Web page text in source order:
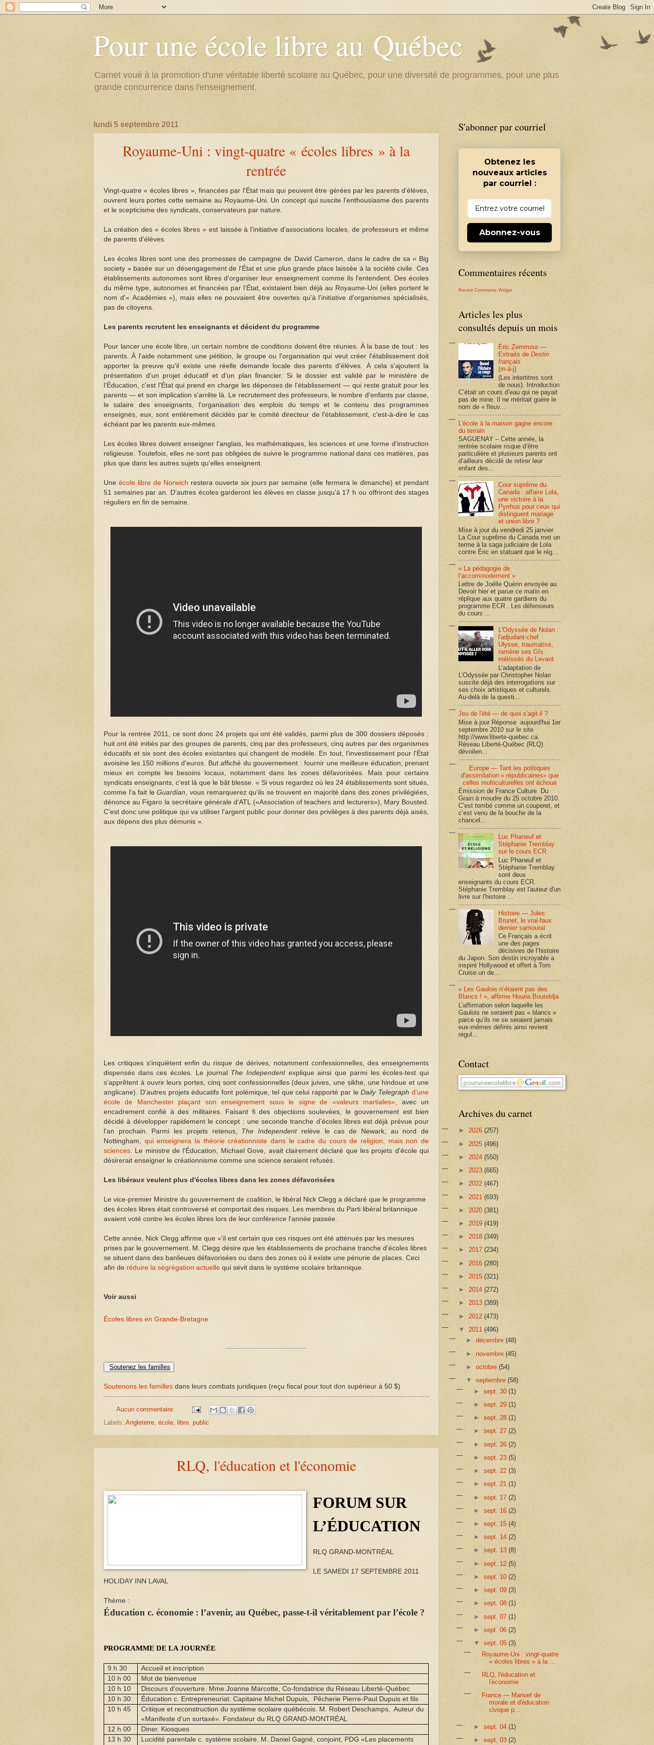
Pour une école libre au Québec
Carnet voué à la promotion d'une véritable liberté scolaire au Québec, pour une diversité de programmes, pour une plus
grande concurrence dans l'enseignement.
lundi 5 septembre 2011
Royaume-Uni : vingt-quatre « écoles libres » à la
rentrée
Vingt-quatre « écoles libres », financées par l'État mais qui peuvent être gérées par les parents d'élèves,
ouvrent leurs portes cette semaine au Royaume-Uni. Un concept qui suscite l'enthousiasme des parents
et le scepticisme des syndicats, conservateurs par nature.
La création des « écoles libres » est laissée à l'initiative d'associations locales, de professeurs et même
de parents d'élèves.
Les écoles libres sont une des promesses de campagne de David Cameron, dans le cadre de sa « Big
society » basée sur un désengagement de l'État et une plus grande place laissée à la société civile. Ces
établissements autonomes sont libres d'organiser leur enseignement comme ils l'entendent. Des écoles
du même type, autonomes et financées par l'État, existaient bien déjà au Royaume-Uni (elles portent le
nom d'« Académies »), mais elles ne pouvaient être ouvertes qu'à l'initiative d'organismes spécialisés,
pas de citoyens.
Les parents recrutent les enseignants et décident du programme
Pour lancer une école libre, un certain nombre de conditions doivent être réunies. À la base de tout : les
parents. À l'aide notamment une pétition, le groupe ou l'organisation qui veut créer l'établissement doit
apporter la preuve qu'il existe une réelle demande locale des parents d'élèves. À cela s'ajoutent la
présentation d'un projet éducatif et d'un plan financier. Si le dossier est validé par le ministère de
l'Éducation, c'est l'État qui prend en charge les dépenses de l'établissement — qui reste gratuit pour les
parents — et son implication s'arrête là. Le recrutement des professeurs, le nombre d'enfants par classe,
le salaire des enseignants, l'organisation des emplois du temps et le contenu des programmes
enseignés, eux, sont entièrement décidés par le comité directeur de l'établissement, c'est-à-dire le cas
échéant par les parents eux-mêmes.
Les écoles libres doivent enseigner l'anglais, les mathématiques, les sciences et une forme d'instruction
religieuse. Toutefois, elles ne sont pas obligées de suivre le programme national dans ces matières, pas
plus que dans les autres sujets qu'elles enseignent.
Une école libre de Norwich restera ouverte six jours par semaine (elle fermera le dimanche) et pendant
51 semaines par an. D'autres écoles garderont les élèves en classe jusqu'à 17 h ou offriront des stages
réguliers en fin de semaine.
Pour la rentrée 2011, ce sont donc 24 projets qui ont été validés, parmi plus de 300 dossiers déposés :
huit ont été initiés par des groupes de parents, cinq par des professeurs, cinq autres par des organismes
éducatifs et six sont des écoles existantes qui changent de modèle. En tout, l'investissement pour l'État
avoisine les 150 millions d'euros. But affiché du gouvernement : fournir une meilleure éducation, prenant
mieux en compte les besoins locaux, notamment dans les zones défavorisées. Mais pour certains
syndicats enseignants, c'est là que le bât blesse. « Si vous regardez où les 24 établissements sont situés,
comme l'a fait leGuardian , vous remarquerez qu'ils se trouvent en majorité dans des zones privilégiées,
dénonce au Figaro la secrétaire générale d'ATL («Association of teachers and lecturers»), Mary Bousted.
C'est donc une politique qui va utiliser l'argent public pour donner des privilèges à des parents déjà aisés,
aux dépens des plus démunis ».
Les critiques s'inquiètent enfin du risque de dérives, notamment confessionnelles, des enseignements
dispensés dans ces écoles. Le journal The Independentexplique ainsi que parmi les écoles-test qui
s'apprêtent à ouvrir leurs portes, cinq sont confessionnelles (deux juives, une sikhe, une hindoue et une
anglicane). D'autres projets éducatifs font polémique, tel que celui rapporté par leDaily Telegraph d'une
école de Manchester plaçant son enseignement sous le signe de «valeurs martiales»,
avec un
encadrement confié à des militaires. Faisant fi des objections soulevées, le gouvernement est bien
décidé à développer rapidement le concept : une seconde tranche d'écoles libres est déjà prévue pour
l'an prochain. Parmi les projets retenus, The Independentrelève le cas de Newark, au nord de
Nottingham, qui enseignera la théorie créationniste dans le cadre du cours de religion, mais non de
sciences . Le ministre de l'Éducation, Michael Gove, avait clairement déclaré que les projets d'école qui
désirerait enseigner le créationnisme comme une science seraient refusés.
Les libéraux veulent plus d'écoles libres dans les zones défavorisées
Le vice-premier Ministre du gouvernement de coalition, le libéral Nick Clegg a déclaré que le programme
des écoles libres était controversé et comportait des risques. Les membres du Parti libéral britannique
avaient voté contre les écoles libres lors de leur conférence l'année passée.
Cette année, Nick Clegg affirme que «'il est certain que ces risques ont été atténués par les mesures
prises par le gouvernement. M. Clegg désire que les établissements de prochaine tranche d'écoles libres
se situent dans des banlieues défavorisées ou dans des zones où il existe une pénurie de places. Ceci
afin de réduire la ségrégation actuelle qui sévit dans le système scolaire britannique.
Voir aussi
Écoles libres en Grande-Bretagne
Soutenez les familles
Soutenons les familles dans leurs combats juridiques (reçu fiscal pour tout don supérieur à 50 $)
Aucun commentaire:
Labels: Angleterre école libre public
RLQ, l'éducation et l'économie
FORUM SUR
L’ÉDUCATION
RLQ GRAND-MONTRÉAL
LE SAMEDI 17 SEPTEMBRE 2011
HOLIDAY INN LAVAL
Thème :
Éducation c. économie : l’avenir, au Québec, passe-t-il véritablement par l’école ?
PROGRAMME DE LA JOURNÉE
9 h 30
Accueil et inscription
10 h 00
Mot de bienvenue
10 h 10
Discours d’ouverture. Mme Joanne Marcotte, Co-fondatrice du Réseau Liberté-Québec
10 h 30
Éducation c. Entrepreneuriat. Capitaine Michel Dupuis , Pêcherie Pierre-Paul Dupuis et fils
10 h 45 Critique et reconstruction du système scolaire québécois. M. Robert Deschamps, Auteur du
«Manifeste d’un surtaxé». Fondateur du RLQ GRAND-MONTRÉAL
12 h 00
Diner. Kiosques
13 h 30
Lucidité parentale c. système scolaire. M. Daniel Gagné, conjoint, PDG «Les placements
S'abonner par courriel
Obtenez les
nouveaux articles
par courriel :
Abonnez-vous
Commentaires récents
Recent Comments Widget
Articles les plus
consultés depuis un mois
Éric Zemmour —
Extraits deDestin
français
(m-à-j)
(Les intertitres sont
de nous). Introduction
C’était un cours d’eau qui ne payait
pas de mine. Il ne méritait guère le
nom de « fleuv...
L'école à la maison gagne encore
du terrain
SAGUENAY – Cette année, la
rentrée scolaire risque d’être
particulière et plusieurs parents ont
d’ailleurs décidé de retirer leur
enfant des...
Cour suprême du
Canada : affaire Lola,
une victoire à la
Pyrrhus pour ceux qui
distinguent mariage
et union libre ?
Mise à jour du vendredi 25 janvier
La Cour suprême du Canada met un
terme à la saga judiciaire de Lola
contre Éric en statuant que le rég...
« La pédagogie de
l’accommodement »
Lettre de Joëlle Quérin envoyée au
Devoir hier et parue ce matin en
réplique aux quatre gardiens du
programme ECR . Les défenseurs
du cours ...
L'Odyssée de Nolan :
l'adjudant-chef
Ulysse, traumatisé,
ramène ses GIs
métissés du Levant
L’adaptation de
L’Odyssée par Christopher Nolan
suscite déjà des interrogations sur
ses choix artistiques et culturels.
Au-delà de la questi...
Jeu de l'été — de quoi s'agit-il ?
Mise à jour Réponse aujourd'hui 1er
septembre 2010 sur le site
http://www.liberte-quebec.ca.
Réseau Liberté-Québec (RLQ)
dévoilen...
Europe — Tant les politiques
d'assimilation « républicaines» que
celles multiculturelles ont échoué
Émission de France Culture Du
Grain à moudre du 25 octobre 2010.
C’est tombé comme un couperet, et
c’est venu de la bouche de la
chancel...
Luc Phaneuf et
Stéphanie Tremblay
sur le cours ECR
Luc Phaneuf et
Stéphanie Tremblay
sont deux
enseignants du cours ECR.
Stéphanie Tremblay est l'auteur d'un
livre sur l'histoire ...
Histoire — Jules
Brunet, le vrai-faux
dernier samouraï
Ce Français a écrit
une des pages
décisives de l’histoire
du Japon. Son destin incroyable a
inspiré Hollywood et offert à Tom
Cruise un de...
« Les Gaulois n’étaient pas des
Blancs ! », affirme Houria Bouteldja
L’affirmation selon laquelle les
Gaulois ne seraient pas « blancs »
parce qu’ils ne se seraient jamais
eux-mêmes définis ainsi revient
régul...
Contact
Archives du carnet
► 2026 (257)
► 2025 (496)
► 2024 (550)
► 2023 (665)
► 2022 (467)
► 2021 (693)
► 2020 (381)
► 2019 (419)
► 2018 (349)
► 2017 (234)
► 2016 (280)
► 2015 (321)
► 2014 (272)
► 2013 (389)
► 2012 (473)
▼ 2011 (496)
►décembre(48)
►novembre(45)
►octobre(54)
▼septembre(58)
► sept. 30 (1)
► sept. 29 (1)
► sept. 28 (1)
► sept. 27 (2)
► sept. 26 (2)
► sept. 23 (5)
► sept. 22 (3)
► sept. 21 (1)
► sept. 17 (2)
► sept. 16 (2)
► sept. 15 (4)
► sept. 14 (2)
► sept. 13 (8)
► sept. 12 (5)
► sept. 10 (2)
► sept. 09 (3)
► sept. 08 (1)
► sept. 07 (1)
► sept. 06 (2)
▼ sept. 05 (3)
Royaume-Uni : vingt-quatre
« écoles libres » à la ...
RLQ, l'éducation et
l'économie
France — Manuel de
morale et d'éducation
civique p...
► sept. 04 (1)
► sept. 03 (2)